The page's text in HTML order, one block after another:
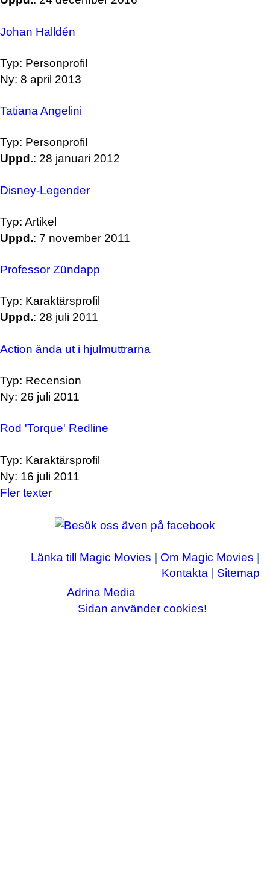
Johan Halldén
Typ: Personprofil
Ny: 8 april 2013
Tatiana Angelini
Typ: Personprofil
Uppd.: 28 januari 2012
Disney-Legender
Typ: Artikel
Uppd.: 7 november 2011
Professor Zündapp
Typ: Karaktärsprofil
Uppd.: 28 juli 2011
Action ända ut i hjulmuttrarna
Typ: Recension
Ny: 26 juli 2011
Rod 'Torque' Redline
Typ: Karaktärsprofil
Ny: 16 juli 2011
Fler texter
Länka till Magic Movies Om Magic Movies
Kontakta
Sitemap
Copyright © 2003-2026Adrina Media
Sidan använder cookies!